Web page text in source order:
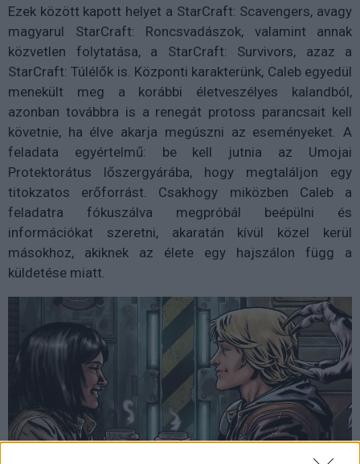
Ezek között kapott helyet a StarCraft: Scavengers, avagy
magyarul StarCraft: Roncsvadászok, valamint annak
közvetlen folytatása, a StarCraft: Survivors, azaz a
StarCraft: Túlélők is. Központi karakterünk, Caleb egyedül
menekült meg a korábbi életveszélyes kalandból,
azonban továbbra is a renegát protoss parancsait kell
követnie, ha élve akarja megúszni az eseményeket. A
feladata egyértelmű: be kell jutnia az Umojai
Protektorátus lőszergyárába, hogy megtaláljon egy
titokzatos erőforrást. Csakhogy miközben Caleb a
feladatra fókuszálva megpróbál beépülni és
információkat szeretni, akaratán kívül közel kerül
másokhoz, akiknek az élete egy hajszálon függ a
küldetése miatt.